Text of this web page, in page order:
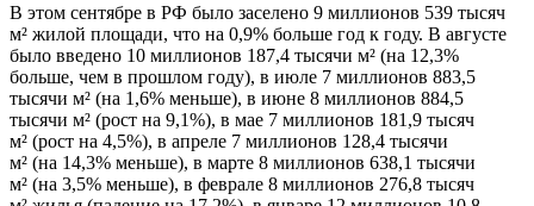
В этом сентябре в РФ было заселено 9 миллионов 539 тысяч
м² жилой площади, что на 0,9% больше год к году. В августе
было введено 10 миллионов 187,4 тысячи м² (на 12,3%
больше, чем в прошлом году), в июле 7 миллионов 883,5
тысячи м² (на 1,6% меньше), в июне 8 миллионов 884,5
тысячи м² (рост на 9,1%), в мае 7 миллионов 181,9 тысяч
м² (рост на 4,5%), в апреле 7 миллионов 128,4 тысячи
м² (на 14,3% меньше), в марте 8 миллионов 638,1 тысячи
м² (на 3,5% меньше), в феврале 8 миллионов 276,8 тысяч